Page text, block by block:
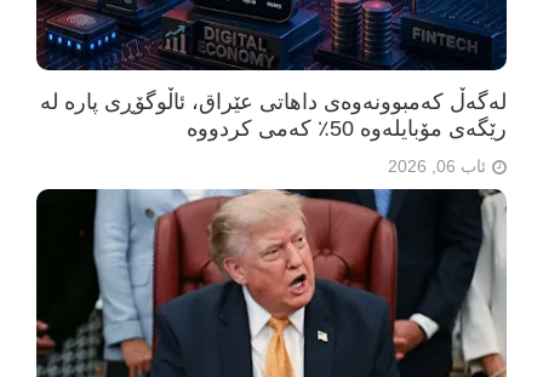
لەگەڵ کەمبوونەوەی داهاتی عێراق، ئاڵوگۆڕی پارە لە
رێگەی مۆبایلەوە 50٪ کەمی کردووە
ئاب 06, 2026